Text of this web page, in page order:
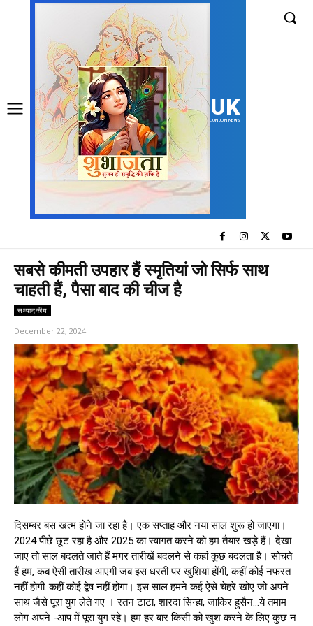
UK
LONDON NEWS
सबसे कीमती उपहार हैं स्मृतियां जो सिर्फ साथ
चाहती हैं, पैसा बाद की चीज है
सम्पादकीय
December 22, 2024
दिसम्बर बस खत्म होने जा रहा है। एक सप्ताह और नया साल शुरू हो जाएगा।
2024 पीछे छूट रहा है और 2025 का स्वागत करने को हम तैयार खड़े हैं। देखा
जाए तो साल बदलते जाते हैं मगर तारीखें बदलने से कहां कुछ बदलता है। सोचते
हैं हम, कब ऐसी तारीख आएगी जब इस धरती पर खुशियां होंगी, कहीं कोई नफरत
नहीं होगी..कहीं कोई द्वेष नहीं होगा। इस साल हमने कई ऐसे चेहरे खोए जो अपने
साथ जैसे पूरा युग लेते गए । रतन टाटा, शारदा सिन्हा, जाकिर हुसैन…ये तमाम
लोग अपने -आप में पूरा युग रहे। हम हर बार किसी को खुश करने के लिए कुछ न